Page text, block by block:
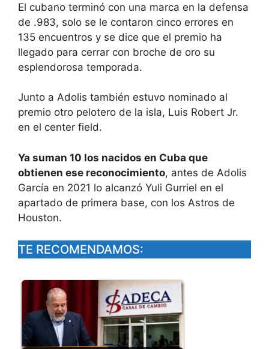
El cubano terminó con una marca en la defensa
de .983, solo se le contaron cinco errores en
135 encuentros y se dice que el premio ha
llegado para cerrar con broche de oro su
esplendorosa temporada.
Junto a Adolis también estuvo nominado al
premio otro pelotero de la isla, Luis Robert Jr.
en el center field.
Ya suman 10 los nacidos en Cuba que
obtienen ese reconocimiento, antes de Adolis
García en 2021 lo alcanzó Yuli Gurriel en el
apartado de primera base, con los Astros de
Houston.
TE RECOMENDAMOS: